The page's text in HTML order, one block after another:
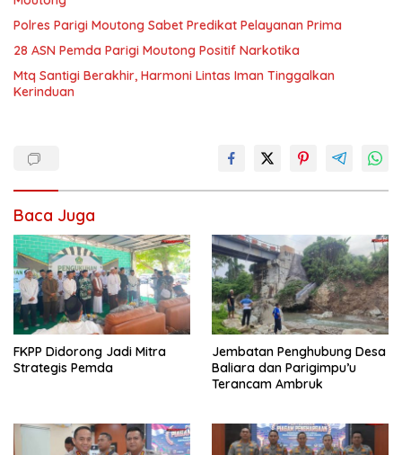
Polres Parigi Moutong Sabet Predikat Pelayanan Prima
28 ASN Pemda Parigi Moutong Positif Narkotika
Mtq Santigi Berakhir, Harmoni Lintas Iman Tinggalkan
Kerinduan
Baca Juga
FKPP Didorong Jadi Mitra
Strategis Pemda
Jembatan Penghubung Desa
Baliara dan Parigimpu’u
Terancam Ambruk